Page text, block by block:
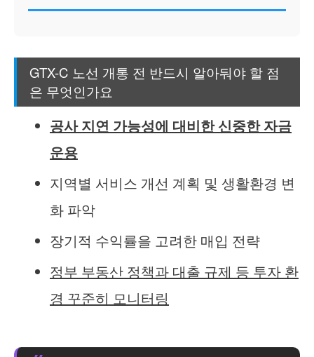
GTX-C 노선 개통 전 반드시 알아둬야 할 점
은 무엇인가요
공사 지연 가능성에 대비한 신중한 자금
운용
지역별 서비스 개선 계획 및 생활환경 변
화 파악
장기적 수익률을 고려한 매입 전략
정부 부동산 정책과 대출 규제 등 투자 환
경 꾸준히 모니터링